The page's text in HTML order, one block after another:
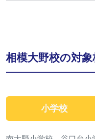
相模大野校の対
小学校